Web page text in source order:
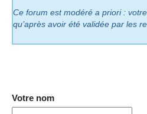
Ce forum est modéré a priori :
qu’après avoir été validée par les
Votre nom